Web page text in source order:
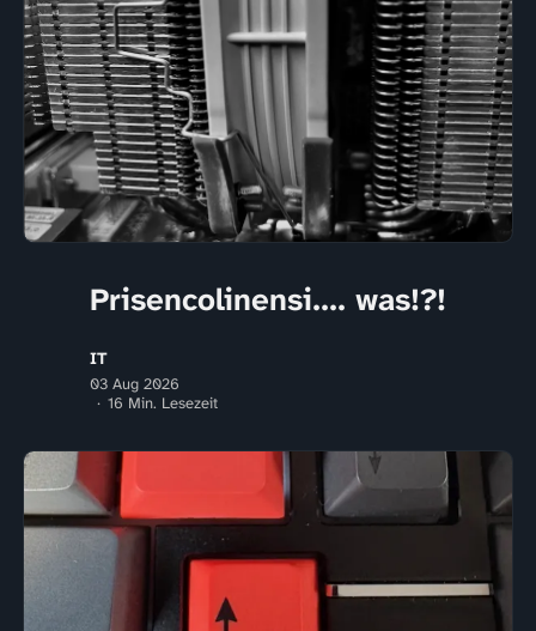
Prisencolinensi.... was!?!
IT
03 Aug 2026
16 Min. Lesezeit